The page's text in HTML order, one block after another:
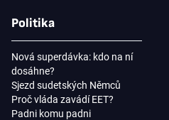
Politika
Nová superdávka: kdo na ní
dosáhne?
Sjezd sudetských Němců
Proč vláda zavádí EET?
Padni komu padni